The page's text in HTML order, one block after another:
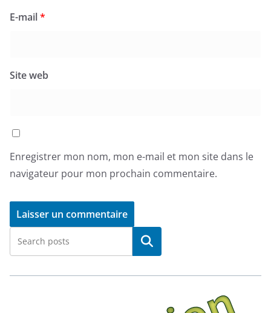
E-mail*
Site web
Enregistrer mon nom, mon e-mail et mon site dans le
navigateur pour mon prochain commentaire.